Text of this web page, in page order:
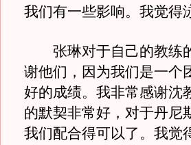
我们有一些影响。我觉得
张琳对于自己的教练的
谢他们，因为我们是一个
好的成绩。我非常感谢沈
的默契非常好，对于丹尼
我们配合得可以了。我觉